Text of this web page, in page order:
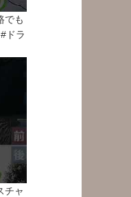
でも
ドラ
チャ